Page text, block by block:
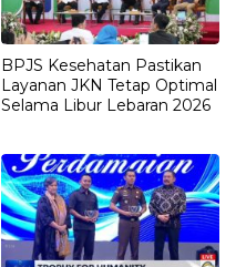
BPJS Kesehatan Pastikan
Layanan JKN Tetap Optimal
Selama Libur Lebaran 2026